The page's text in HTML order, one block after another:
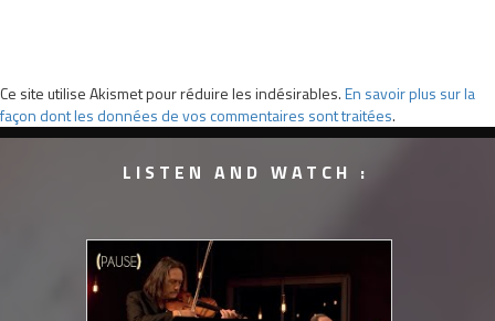
Ce site utilise Akismet pour réduire les indésirables.En savoir plus sur la
façon dont les données de vos commentaires sont traitées.
LISTEN AND WATCH :